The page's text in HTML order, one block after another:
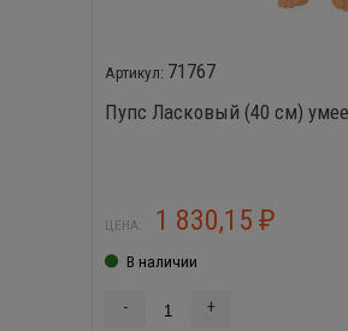
71767
Пупс Ласковый (40 см)
ЦЕНА: 1 830,15 ₽
В наличии
- +